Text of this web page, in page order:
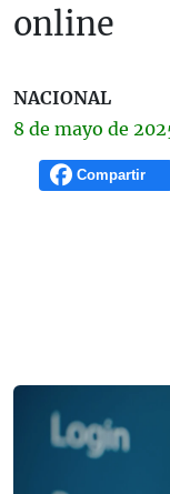
online
NACIONAL
8 de mayo de
Compartir